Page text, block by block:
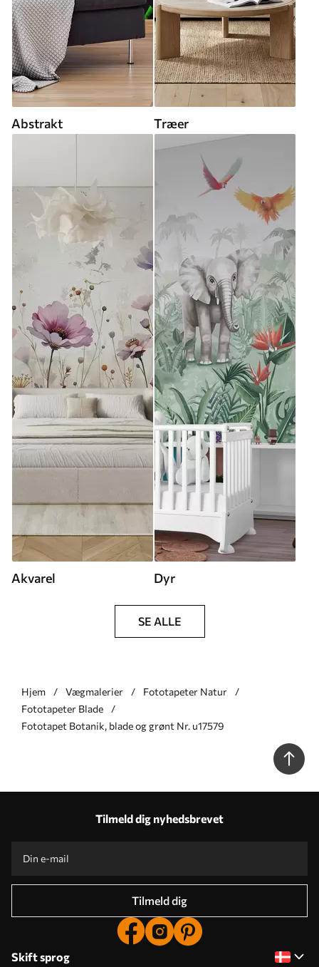
Abstrakt Træer
Akvarel Dyr
SE ALLE
Hjem Vægmalerier
Fototapeter Natur
Fototapeter Blade
Fototapet Botanik, blade og grønt Nr. u17579
Tilmeld dig nyhedsbrevet
Tilmeld dig
Skift sprog